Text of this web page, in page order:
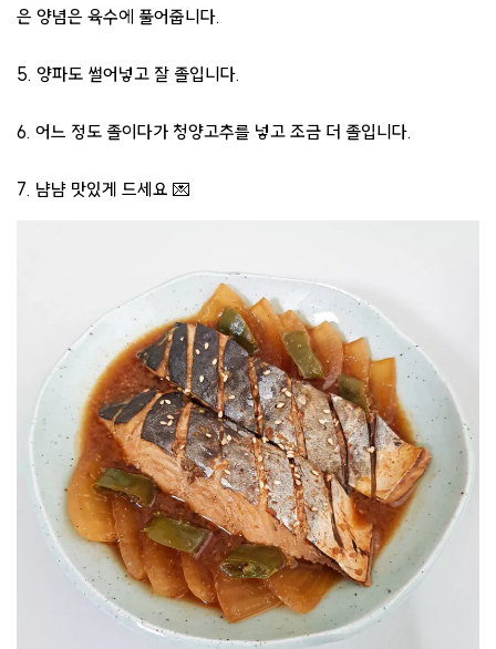
은 양념은 육수에 풀어줍니다.
5. 양파도 썰어넣고 잘 졸입니다.
6. 어느 정도 졸이다가 청양고추를 넣고 조금 더 졸입니다.
7. 냠냠 맛있게 드세요 💌